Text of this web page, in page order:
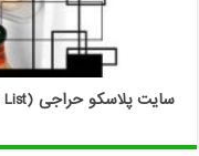
سایت پلاسکو حراجی (Price List) + پاسخ به سوالات متداول